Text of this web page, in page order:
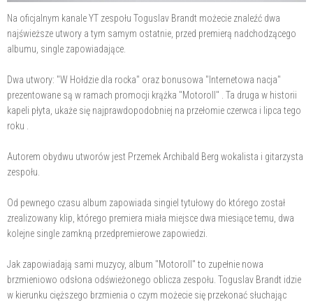
Na oficjalnym kanale YT zespołu Toguslav Brandt możecie znaleźć dwa
najświeższe utwory a tym samym ostatnie, przed premierą nadchodzącego
albumu, single zapowiadające.
Dwa utwory: "W Hołdzie dla rocka" oraz bonusowa "Internetowa nacja"
prezentowane są w ramach promocji krążka "Motoroll" . Ta druga w historii
kapeli płyta, ukaże się najprawdopodobniej na przełomie czerwca i lipca tego
roku .
Autorem obydwu utworów jest Przemek Archibald Berg wokalista i gitarzysta
zespołu.
Od pewnego czasu album zapowiada singiel tytułowy do którego został
zrealizowany klip, którego premiera miała miejsce dwa miesiące temu, dwa
kolejne single zamkną przedpremierowe zapowiedzi.
Jak zapowiadają sami muzycy, album "Motoroll" to zupełnie nowa
brzmieniowo odsłona odświeżonego oblicza zespołu. Toguslav Brandt idzie
w kierunku cięższego brzmienia o czym możecie się przekonać słuchając